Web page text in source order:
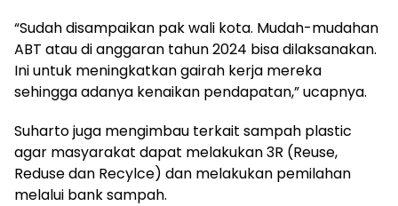
“Sudah disampaikan pak wali kota. Mudah-mudahan
ABT atau di anggaran tahun 2024 bisa dilaksanakan.
Ini untuk meningkatkan gairah kerja mereka
sehingga adanya kenaikan pendapatan,” ucapnya.
Suharto juga mengimbau terkait sampah plastic
agar masyarakat dapat melakukan 3R (Reuse,
Reduse dan Recylce) dan melakukan pemilahan
melalui bank sampah.